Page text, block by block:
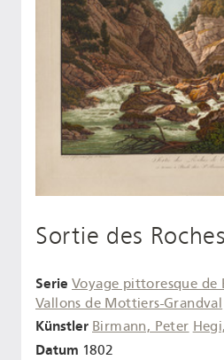
Sortie des
Serie Voyage pittoresque de
Vallons de Mottiers-Grandval
Künstler Birmann, Peter
Datum 1802